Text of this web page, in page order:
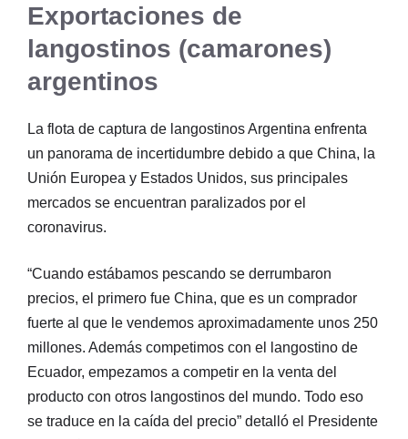
Exportaciones de
langostinos (camarones)
argentinos
La flota de captura de langostinos Argentina enfrenta
un panorama de incertidumbre debido a que China, la
Unión Europea y Estados Unidos, sus principales
mercados se encuentran paralizados por el
coronavirus.
“Cuando estábamos pescando se derrumbaron
precios, el primero fue China, que es un comprador
fuerte al que le vendemos aproximadamente unos 250
millones. Además competimos con el langostino de
Ecuador, empezamos a competir en la venta del
producto con otros langostinos del mundo. Todo eso
se traduce en la caída del precio” detalló el Presidente